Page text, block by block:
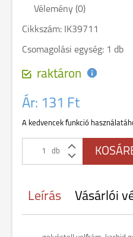
Vélemény (0)
Cikkszám: IK39711
Csomagolási egység: 1 db
raktáron
Ár: 131 Ft
A kedvencek funkció
db
Leírás Vásárlói